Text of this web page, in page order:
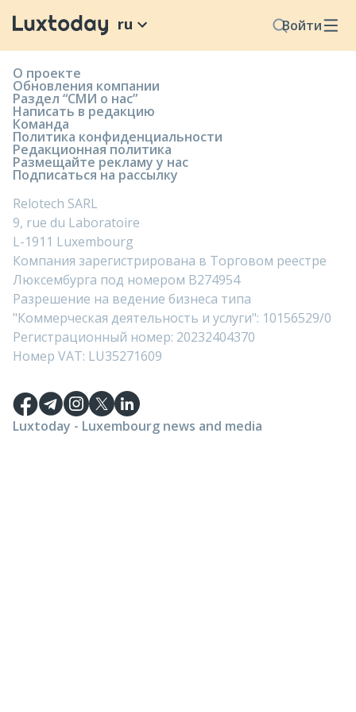
Войти
ru
О проекте
Обновления компании
Раздел “СМИ о нас”
Написать в редакцию
Команда
Политика конфиденциальности
Редакционная политика
Размещайте рекламу у нас
Подписаться на рассылку
Relotech SARL
9, rue du Laboratoire
L-1911 Luxembourg
Компания зарегистрирована в Торговом реестре
Люксембурга под номером B274954
Разрешение на ведение бизнеса типа
"Коммерческая деятельность и услуги": 10156529/0
Регистрационный номер: 20232404370
Номер VAT: LU35271609
Luxtoday - Luxembourg news and media